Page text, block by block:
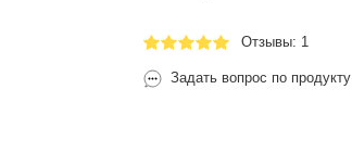
Отзывы: 1
Задать вопрос по продукту